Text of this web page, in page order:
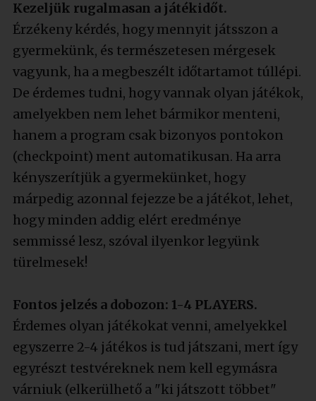
Kezeljük rugalmasan a játékidőt.
Érzékeny kérdés, hogy mennyit játsszon a
gyermekünk, és természetesen mérgesek
vagyunk, ha a megbeszélt időtartamot túllépi.
De érdemes tudni, hogy vannak olyan játékok,
amelyekben nem lehet bármikor menteni,
hanem a program csak bizonyos pontokon
(checkpoint) ment automatikusan. Ha arra
kényszerítjük a gyermekünket, hogy
márpedig azonnal fejezze be a játékot, lehet,
hogy minden addig elért eredménye
semmissé lesz, szóval ilyenkor legyünk
türelmesek!
Fontos jelzés a dobozon: 1-4 PLAYERS.
Érdemes olyan játékokat venni, amelyekkel
egyszerre 2-4 játékos is tud játszani, mert így
egyrészt testvéreknek nem kell egymásra
várniuk (elkerülhető a "ki játszott többet"